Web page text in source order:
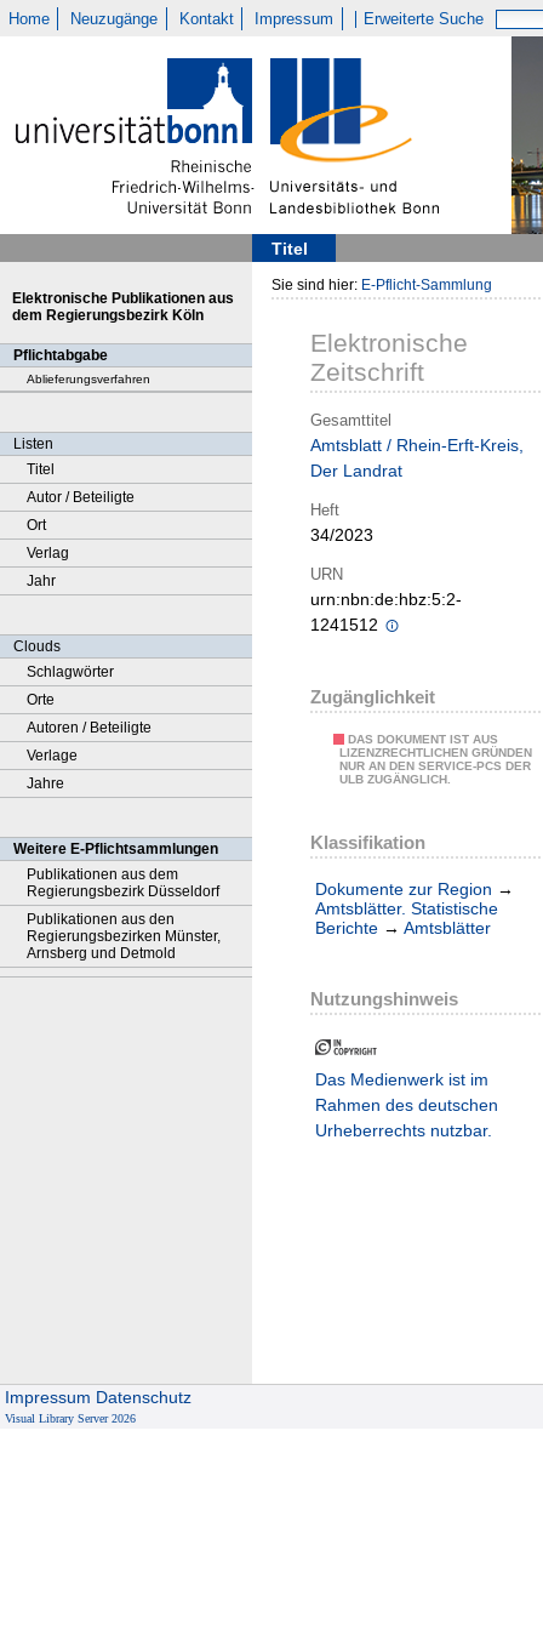
Home Neuzugänge Kontakt Impressum Erweiterte Suche
Titel
Elektronische Publikationen aus
dem Regierungsbezirk Köln
Pflichtabgabe
Ablieferungsverfahren
Listen
Titel
Autor / Beteiligte
Ort
Verlag
Jahr
Clouds
Schlagwörter
Orte
Autoren / Beteiligte
Verlage
Jahre
Weitere E-Pflichtsammlungen
Publikationen aus dem
Regierungsbezirk Düsseldorf
Publikationen aus den
Regierungsbezirken Münster,
Arnsberg und Detmold
Sie sind hier: E-Pflicht-Sammlung
Elektronische
Zeitschrift
Gesamttitel
Amtsblatt / Rhein-Erft-Kreis,
Der Landrat
Heft
34/2023
URN
urn:nbn:de:hbz:5:2-
1241512
Zugänglichkeit
DAS DOKUMENT IST AUS
LIZENZRECHTLICHEN GRÜNDEN
NUR AN DEN SERVICE-PCS DER
ULB ZUGÄNGLICH.
Klassifikation
Dokumente zur Region →
Amtsblätter. Statistische
Berichte → Amtsblätter
Nutzungshinweis
Das Medienwerk ist im
Rahmen des deutschen
Urheberrechts nutzbar.
Impressum Datenschutz
Visual Library Server 2026